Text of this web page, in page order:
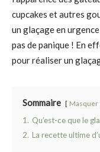
cupcakes et autres
un glaçage en
pas de panique ! En
pour réaliser un
Sommaire Masquer
1. Qu’est-ce que le
2. La recette ultime